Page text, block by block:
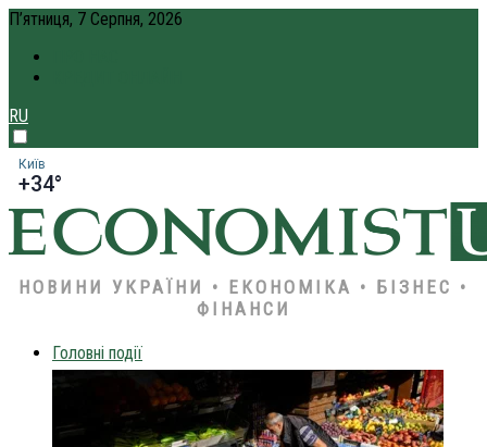
П’ятниця, 7 Серпня, 2026
RU
Київ
+34°
НОВИНИ УКРАЇНИ • ЕКОНОМІКА • БІЗНЕС •
ФІНАНСИ
Головні події